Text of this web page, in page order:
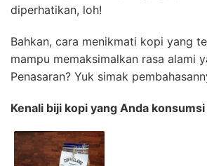
diperhatikan, loh!
Bahkan, cara menikmati kopi yang
mampu memaksimalkan rasa alami
Penasaran? Yuk simak
Kenali biji kopi yang Anda konsumsi